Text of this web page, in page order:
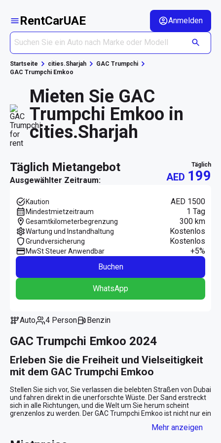
RentCarUAE Anmelden
Startseite cities.Sharjah
GAC Trumpchi
GAC Trumpchi Emkoo
Mieten Sie GAC
Trumpchi Emkoo in
cities.Sharjah
täglich Mietangebot
Ausgewählter Zeitraum:
täglich
AED 199
Kaution AED 1500
Mindestmietzeitraum 1 Tag
Gesamtkilometerbegrenzung 300 km
Wartung und Instandhaltung Kostenlos
Grundversicherung Kostenlos
MwSt Steuer Anwendbar
+5%
Buchen
WhatsApp
Auto 4 Person Benzin
GAC Trumpchi Emkoo 2024
Erleben Sie die Freiheit und Vielseitigkeit
mit dem GAC Trumpchi Emkoo
Stellen Sie sich vor, Sie verlassen die belebten Straßen von Dubai
und fahren direkt in die unerforschte Wüste. Der Sand erstreckt
sich in alle Richtungen, und die Welt um Sie herum scheint
grenzenlos zu werden. Der GAC Trumpchi Emkoo ist nicht nur ein
Mehr anzeigen